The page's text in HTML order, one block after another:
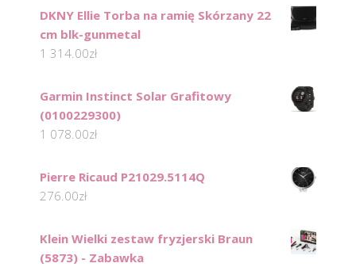
DKNY Ellie Torba na ramię Skórzany 22
cm blk-gunmetal
1 314.00zł
Garmin Instinct Solar Grafitowy
(0100229300)
1 078.00zł
Pierre Ricaud P21029.5114Q
276.00zł
Klein Wielki zestaw fryzjerski Braun
(5873) - Zabawka